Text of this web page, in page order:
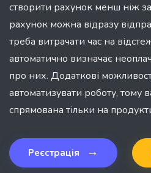
створити рахунок менш ніж
рахунок можна відразу
треба витрачати час на
автоматично визначає
про них. Додаткові
автоматизувати роботу, тому
спрямована тільки на
Реєстрація →